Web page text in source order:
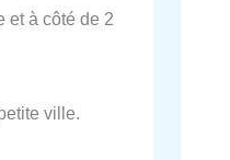
et à côté de 2
ville.